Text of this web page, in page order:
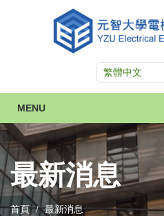
MENU
最新消息
首頁 最新消息